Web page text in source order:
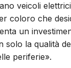
veicoli
coloro che
un
la qualità
periferie».